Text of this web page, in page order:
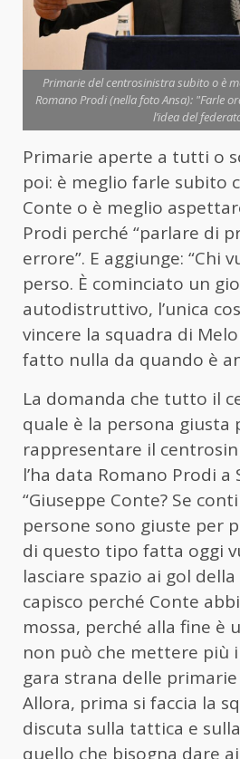
Primarie del centrosinistra subito o è
Romano Prodi (nella foto Ansa): "Farle
l’idea del
Primarie aperte a tutti o
poi: è meglio farle subito
Conte o è meglio
Prodi perché “parlare di
errore”. E aggiunge: “Chi
perso. È cominciato un
autodistruttivo, l’unica
vincere la squadra di
fatto nulla da quando è
La domanda che tutto il
quale è la persona giusta
rappresentare il
l’ha data Romano Prodi a
“Giuseppe Conte? Se
persone sono giuste per
di questo tipo fatta oggi
lasciare spazio ai gol
capisco perché Conte
mossa, perché alla fine è
non può che mettere più
gara strana delle
Allora, prima si faccia la
discuta sulla tattica e
quello che bisogna dare